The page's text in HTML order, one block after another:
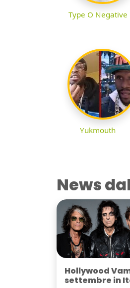
Type O Negative
Yukmouth
News
Hollywood
settembre in